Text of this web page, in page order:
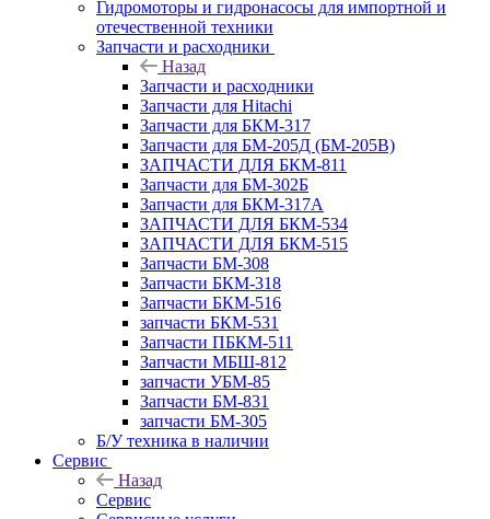
Гидромоторы и гидронасосы для импортной и
отечественной техники
Запчасти и расходники
Назад
Запчасти и расходники
Запчасти для Hitachi
Запчасти для БКМ-317
Запчасти для БМ-205Д (БМ-205В)
ЗАПЧАСТИ ДЛЯ БКМ-811
Запчасти для БМ-302Б
Запчасти для БКМ-317А
ЗАПЧАСТИ ДЛЯ БКМ-534
ЗАПЧАСТИ ДЛЯ БКМ-515
Запчасти БМ-308
Запчасти БКМ-318
Запчасти БКМ-516
запчасти БКМ-531
Запчасти ПБКМ-511
Запчасти МБШ-812
запчасти УБМ-85
Запчасти БМ-831
запчасти БМ-305
Б/У техника в наличии
Сервис
Назад
Сервис